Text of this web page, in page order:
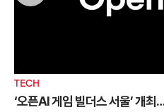
TECH
‘오픈AI 게임 빌더스 서울’ 개최